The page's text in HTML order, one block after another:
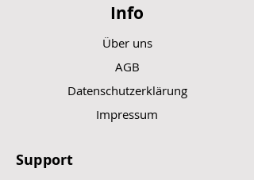
Info
Über uns
AGB
Datenschutzerklärung
Impressum
Support